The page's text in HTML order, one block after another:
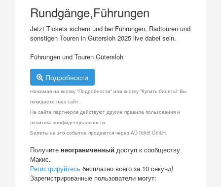
Rundgänge,Führungen
Jetzt Tickets sichern und bei Führungen, Radtouren und
sonstigen Touren in Gütersloh 2025 live dabei sein.
Führungen und Touren Gütersloh
Подробности
Нажимая на кнопку "Подробности" или кнопку "Купить билеты" Вы
покидаете наш сайт.
На сайте партнеров действуют другие правила пользования и
политика конфиденциальности.
Билеты на это событие продаются через AD ticket GmbH.
Получите неограниченный доступ к сообществу
Макис.
Регистрируйтесь бесплатно всего за 10 секунд!
Зарегистрированные пользователи могут: